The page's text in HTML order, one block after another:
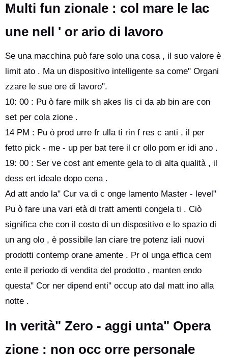
Multi fun zionale : col mare le lac
une nell ' or ario di lavoro
Se una macchina può fare solo una cosa , il suo valore è
limit ato . Ma un dispositivo intelligente sa come" Organi
zzare le sue ore di lavoro".
10: 00 : Pu ò fare milk sh akes lis ci da ab bin are con
set per cola zione .
14 PM : Pu ò prod urre fr ulla ti rin f res c anti , il per
fetto pick - me - up per bat tere il cr ollo pom er idi ano .
19: 00 : Ser ve cost ant emente gela to di alta qualità , il
dess ert ideale dopo cena .
Ad att ando la" Cur va di c onge lamento Master - level"
Pu ò fare una vari età di tratt amenti congela ti . Ciò
significa che con il costo di un dispositivo e lo spazio di
un ang olo , è possibile lan ciare tre potenz iali nuovi
prodotti contemp orane amente . Pr ol unga effica cem
ente il periodo di vendita del prodotto , manten endo
questa" Cor ner dipend enti" occup ato dal matt ino alla
notte .
In verità" Zero - aggi unta" Opera
zione : non occ orre personale